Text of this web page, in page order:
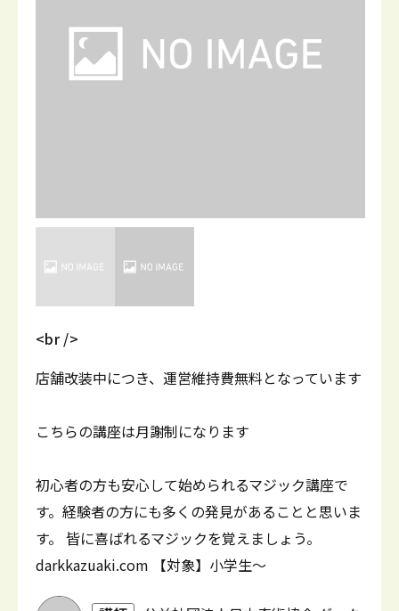
<br />
店舗改装中につき、運営維持費無料となっています
こちらの講座は月謝制になります
初心者の方も安心して始められるマジック講座で
す。経験者の方にも多くの発見があることと思いま
す。 皆に喜ばれるマジックを覚えましょう。
darkkazuaki.com 【対象】小学生～